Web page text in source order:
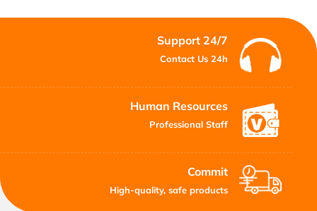
Support 24/7
Contact Us 24h
Human Resources
Professional Staff
Commit
High-quality, safe products